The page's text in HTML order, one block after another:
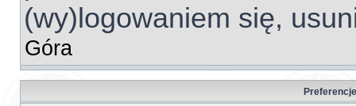
(wy)logowaniem się,
Góra